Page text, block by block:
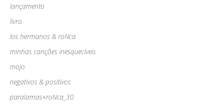
lançamento
livro
los hermanos & roNca
minhas canções inesquecíveis
mojo
negativos & positivos
paralamas+roNca_30